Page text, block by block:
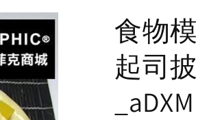
食物
起司
_aDXM